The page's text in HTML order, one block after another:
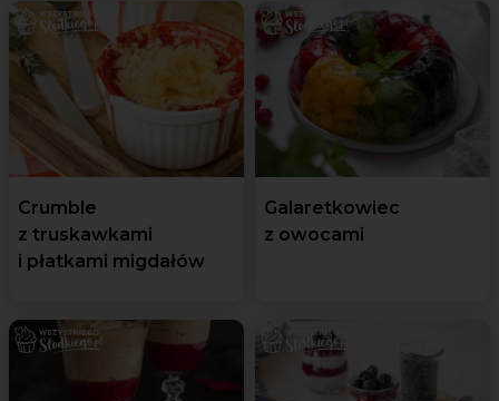
Crumble
z truskawkami
i płatkami migdałów
Galaretkowiec
z owocami